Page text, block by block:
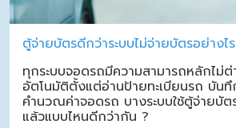
ตู้จ่ายบัตรดีกว่าระบบไม่จ่ายบัตรอย่างไ
ทุกระบบจอดรถมีความสามารถหลักไม่
อัตโนมัติตั้งแต่อ่านป้ายทะเบียนรถ บันทึ
คำนวณค่าจอดรถ บางระบบใช้ตู้จ่ายบัต
แล้วแบบไหนดีกว่ากัน ?